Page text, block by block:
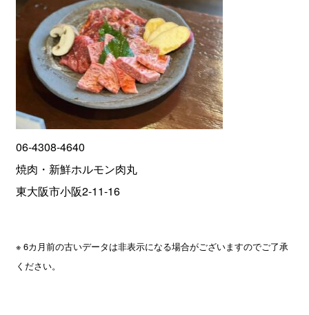
06-4308-4640
焼肉・新鮮ホルモン肉丸
東大阪市小阪2-11-16
※ 6カ月前の古いデータは非表示になる場合がございますのでご了承
ください。